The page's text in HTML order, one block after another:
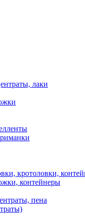
лаки
кротоловки,
контейнеры
пена